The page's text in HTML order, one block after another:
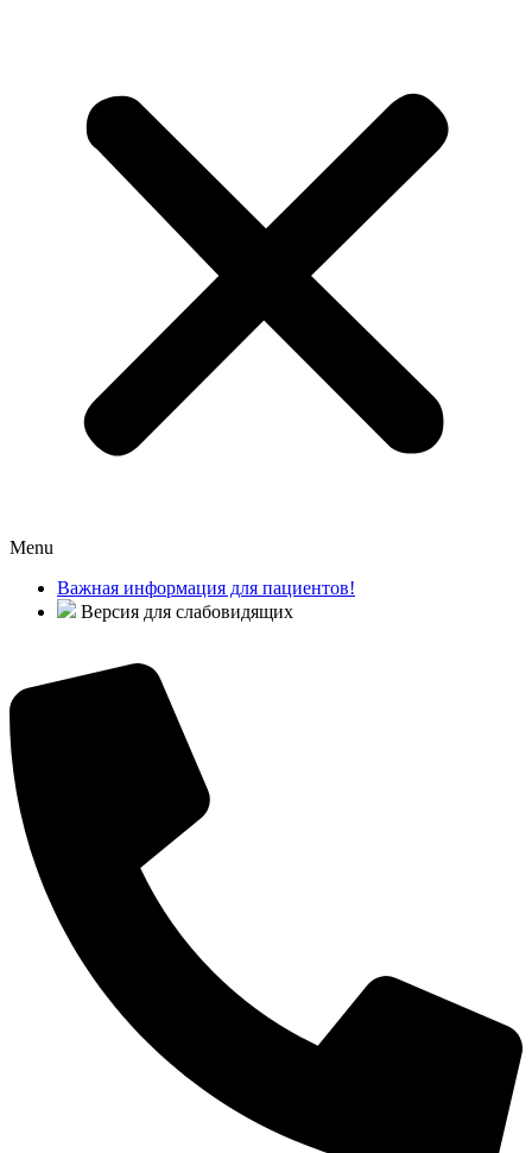
Menu
Важная информация для пациентов!
Версия для слабовидящих